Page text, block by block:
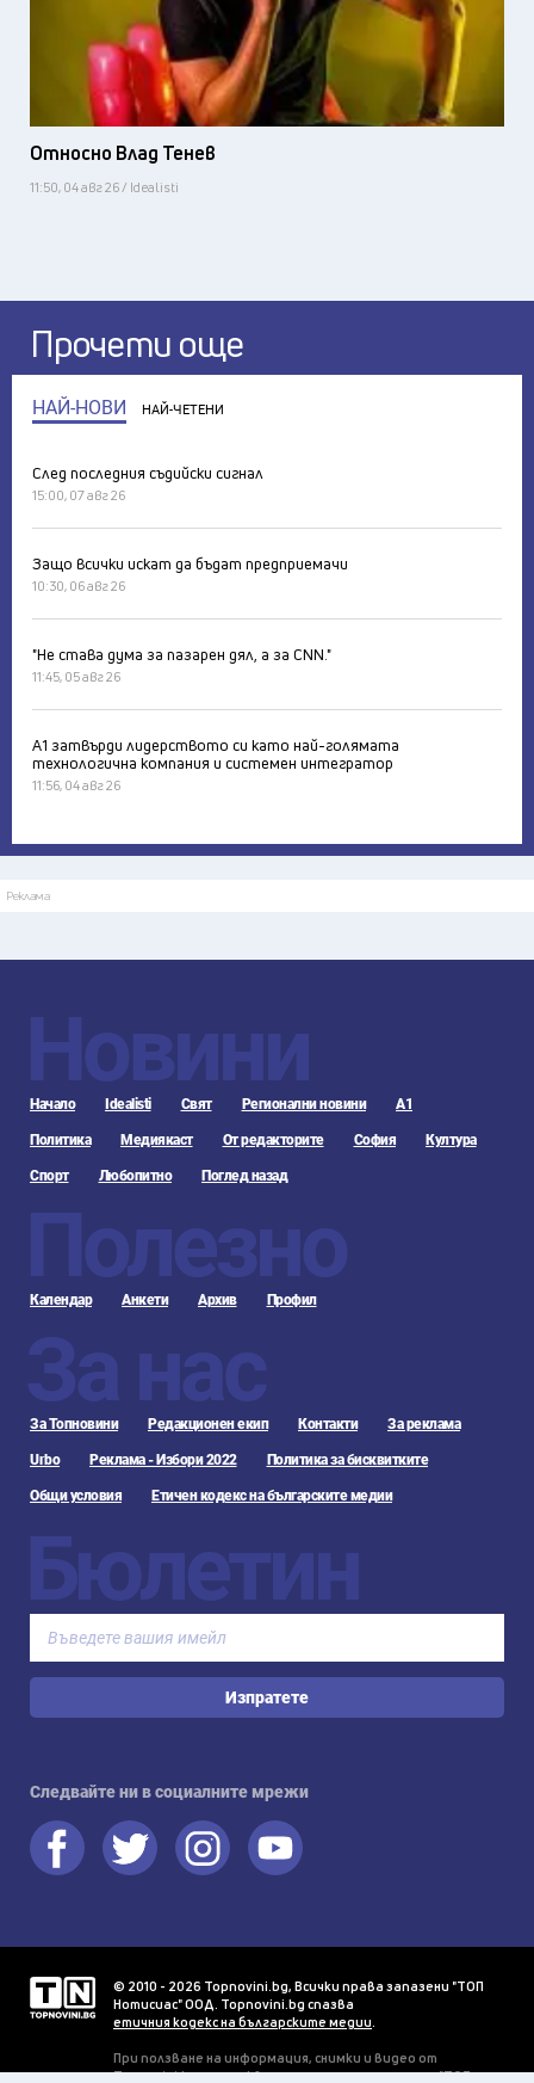
Относно Влад Тенев
11:50, 04 авг 26 / Idealisti
Прочети още
НАЙ-НОВИ НАЙ-ЧЕТЕНИ
След последния съдийски сигнал
15:00, 07 авг 26
Защо всички искат да бъдат предприемачи
10:30, 06 авг 26
"Не става дума за пазарен дял, а за CNN."
11:45, 05 авг 26
А1 затвърди лидерството си като най-голямата
технологична компания и системен интегратор
11:56, 04 авг 26
Реклама
Новини
Начало Idealisti Свят Регионални новини А1
Политика Медиякаст От редакторите София Култура
Спорт Любопитно Поглед назад
Полезно
Календар Анкети Архив Профил
За нас
За Топновини Редакционен екип Контакти За реклама
Urbo Реклама - Избори 2022 Политика за бисквитките
Общи условия Етичен кодекс на българските медии
Бюлетин
Изпратете
Следвайте ни в социалните мрежи
© 2010 - 2026 Topnovini.bg, Всички права запазени "ТОП
Нотисиас" ООД. Topnovini.bg спазва
етичния кодекс на българските медии
При ползване на информация, снимки и видео от
Topnovini.bg се изисква писмено разрешение от "ТОП